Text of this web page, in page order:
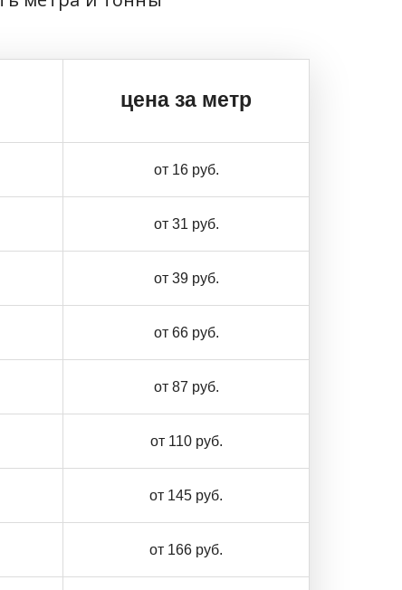
цена за метр
от 16 руб.
от 31 руб.
от 39 руб.
от 66 руб.
от 87 руб.
от 110 руб.
от 145 руб.
от 166 руб.